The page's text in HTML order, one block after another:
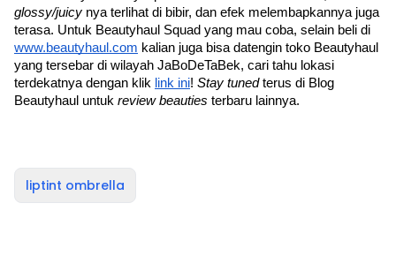
glossy/juicy nya terlihat di bibir, dan efek melembapkannya juga
www.beautyhaul.com kalian juga bisa datengin toko Beautyhaul
yang tersebar di wilayah JaBoDeTaBek, cari tahu lokasi
terdekatnya dengan klik link ini! Stay tuned terus di Blog
Beautyhaul untuk review beauties terbaru lainnya.
liptint ombrella